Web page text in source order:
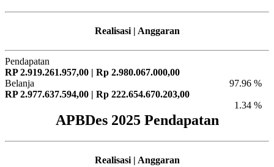
Realisasi | Anggaran
Pendapatan
RP 2.919.261.957,00 | Rp 2.980.067.000,00
97.96 %
Belanja
RP 2.977.637.594,00 | Rp 222.654.670.203,00
1.34 %
APBDes 2025 Pendapatan
Realisasi | Anggaran